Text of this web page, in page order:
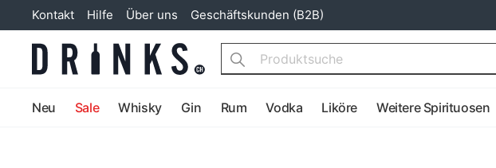
Kontakt Hilfe Über uns Geschäftskunden (B2B)
Search
Neu Sale Whisky Gin Rum Vodka Liköre Weitere Spirituosen